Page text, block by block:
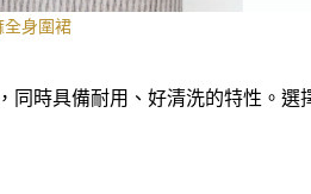
身圍裙
同時具備耐用、好清洗的特性。選